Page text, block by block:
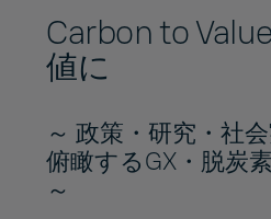
Carbon to
値に
～ 政策・研究・社
俯瞰するGX・脱炭
～